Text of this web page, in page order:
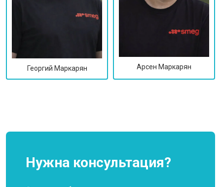
Георгий Маркарян Арсен Маркарян
Нужна консультация?